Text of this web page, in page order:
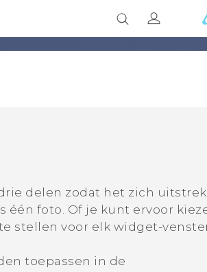
delen zodat het zich
één foto. Of je kunt ervoor
stellen voor elk widget-
toepassen in de